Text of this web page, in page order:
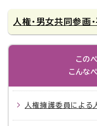
人権・男女共同参画
この
こんな
人権擁護委員による